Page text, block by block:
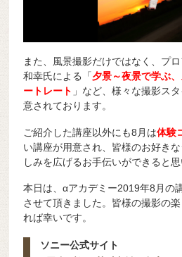
また、風景撮影だけではなく、プ
和幸氏による「夕景～夜景で学ぶ
ートレート 」など、様々な撮影ス
意されております。
ご紹介した講座以外にも8月は体験
い講座が用意され、皆様のお好き
しみを広げるお手伝いができると思
本日は、αアカデミー2019年8月の
させて頂きました。皆様の撮影の
れば幸いです。
ソニー公式サイト